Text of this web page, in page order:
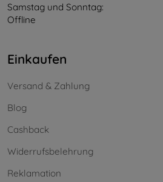
Samstag und Sonntag:
Offline
Einkaufen
Versand & Zahlung
Blog
Cashback
Widerrufsbelehrung
Reklamation